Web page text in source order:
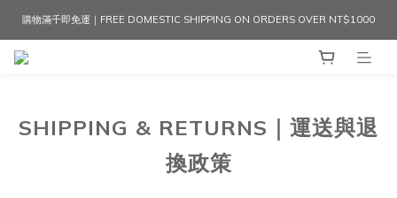
購物滿千即免運｜FREE DOMESTIC SHIPPING ON ORDERS OVER NT$1000
SHIPPING & RETURNS｜運送與退
換政策